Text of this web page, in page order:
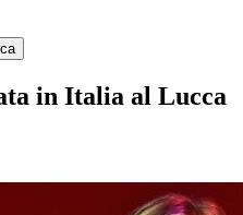
in Italia al Lucca